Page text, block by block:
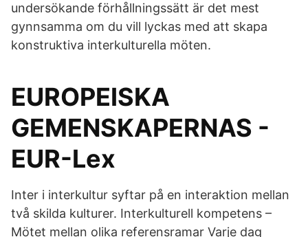
undersökande förhållningssätt är det mest
gynnsamma om du vill lyckas med att skapa
konstruktiva interkulturella möten.
EUROPEISKA
GEMENSKAPERNAS -
EUR-Lex
Inter i interkultur syftar på en interaktion mellan
två skilda kulturer. Interkulturell kompetens –
Mötet mellan olika referensramar Varje dag